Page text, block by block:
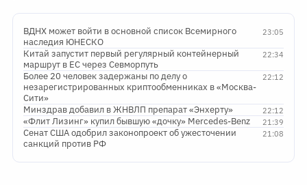
23:05
ВДНХ может войти в основной список Всемирного
наследия ЮНЕСКО
22:34
Китай запустит первый регулярный контейнерный
маршрут в ЕС через Севморпуть
22:12
Более 20 человек задержаны по делу о
незарегистрированных криптообменниках в «Москва-
Сити»
22:12
Минздрав добавил в ЖНВЛП препарат «Энхерту»
21:39
«Флит Лизинг» купил бывшую «дочку» Mercedes-Benz
21:08
Сенат США одобрил законопроект об ужесточении
санкций против РФ